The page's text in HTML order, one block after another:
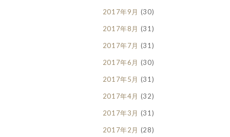
2017年9月 (30)
2017年8月 (31)
2017年7月 (31)
2017年6月 (30)
2017年5月 (31)
2017年4月 (32)
2017年3月 (31)
2017年2月 (28)